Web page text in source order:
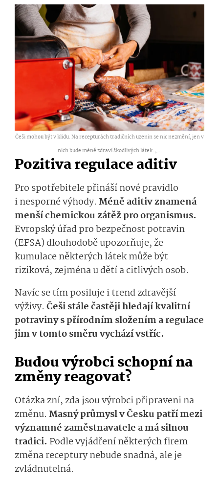
Češi mohou být v klidu. Na recepturách tradičních uzenin se nic nezmění, jen v
nich bude méně zdraví škodlivých látek. ,...
Pozitiva regulace aditiv
Pro spotřebitele přináší nové pravidlo
i nesporné výhody. Méně aditiv znamená
menší chemickou zátěž pro organismus.
Evropský úřad pro bezpečnost potravin
(EFSA) dlouhodobě upozorňuje, že
kumulace některých látek může být
riziková, zejména u dětí a citlivých osob.
Navíc se tím posiluje i trend zdravější
výživy. Češi stále častěji hledají kvalitní
potraviny s přírodním složením a regulace
jim v tomto směru vychází vstříc.
Budou výrobci schopní na
změny reagovat?
Otázka zní, zda jsou výrobci připraveni na
změnu. Masný průmysl v Česku patří mezi
významné zaměstnavatele a má silnou
tradici. Podle vyjádření některých firem
změna receptury nebude snadná, ale je
zvládnutelná.